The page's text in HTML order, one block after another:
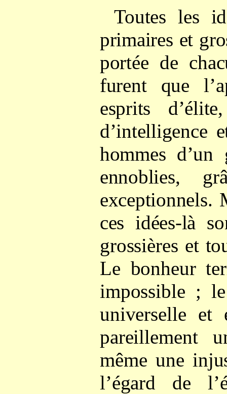
Toutes les
primaires et
portée de
furent que
esprits
d’intelligence
hommes
ennoblies,
exceptionnels.
ces idées-là
grossières et
Le bonheur
impossible ;
universelle et
pareillement
même une
l’égard de